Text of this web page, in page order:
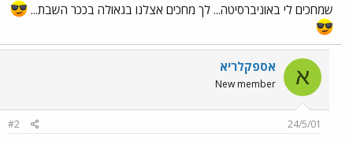
שמחכים לי באוניברסיטה... לך מחכים אצלנו בגאולה בככר השבת...
א אספקלריא
New member
24/5/01
#2